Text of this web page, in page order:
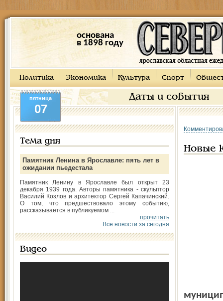
основана
в 1898 году
Политика Экономика Культура Спорт
Даты и события
пятница
07
Тема дня
Памятник Ленина в Ярославле: пять лет в
ожидании пьедестала
Памятник Ленину в Ярославле был открыт 23
декабря 1939 года. Авторы памятника - скульптор
Василий Козлов и архитектор Сергей Капачинский.
О том, что предшествовало этому событию,
рассказывается в публикуемом ...
прочитать
Все новости за сегодня
Видео
Новые